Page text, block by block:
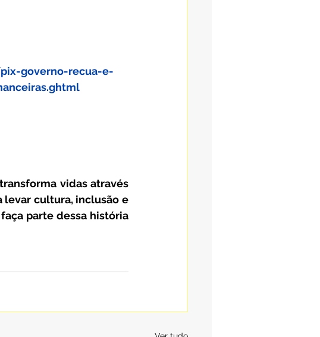
governo-recua-e-
transforma vidas através
levar cultura, inclusão e
parte dessa história